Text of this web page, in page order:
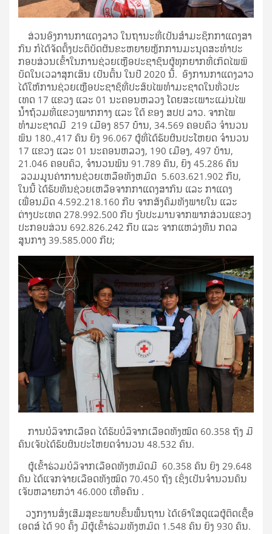
ສ່ວນອົງ​ການ​ກາ​ແດງ​ລາວ​ ໃນ​ຖາ​ນະ​ທີ່​ເປັນ​ສຳ​ມະ​ຊິກ​ກາ​ແດງ​ສາ​
ກົນ ກໍໄດ້​ຈັດຕັ້ງ​ປະ​ຕິ​ບັດ​ຜັນ​ຂະ​ຫຍາຍຫຼັ​ກ​ການ​ມະ​ນຸດ​ສະ​ທຳ​ປະ​
ກອບ​ສ່ວນ​ເຂົ້າ​ໃນ​ການ​ຊ່ວຍ​​ເຫຼືອປະ​ຊ​າ​ຊົນ​ຜູ້​ທຸກ​ຍາກ​ທີ່​ເກິດ​ໄພ​ພິ​
ບັດ​ໃນ​ເວ​ລາ​ສຸກ​ເສິນ ເປັນ​ຕົ້ນ ​ໃນ​ປີ 2020 ນີ້​. ອົງການ​ກາ​ແດງ​ລາວ​
ໄດ້​ໃຫ້​ການ​ຊ່ວຍ​ເຫຼືອ​ປະ​ຊາ​ຊົທີ່​ປະ​ສົບໄພທໍາມະຊາດໃນ​ທົ່ວ​ປະ​
ເທດ 17 ແຂວງ ແລະ 01 ນະຄອນຫລວງ ໂດຍສະເພາະແມ່ນໄພ
ນໍ້າຖ້ວມທີ່ແຂວງພາກກາງ ແລະ ໃຕ້ ຂອງ ສປປ ລາວ. ຈາກໄພ
ທໍາມະຊາດມີ 219 ເມືອງ 857 ບ້ານ, 34.569 ຄອບ​ຄົວ ຈຳ​ນວນ
ພົນ 180.,417 ຄົນ ຍິງ 96.067 ຜູ້​ທີ່​ໄດ້​ຮັບ​ຜົນ​ປະ​ໂຫຍດ​ ຈຳ​ນວນ
17 ແຂວງ ແລະ 01 ນະຄອນຫລວງ, 190 ເມືອງ, 497 ບ້ານ,
21.046 ຄອບ​ຄົວ, ຈຳ​ນວນ​ພົນ 91.789 ຄົນ, ຍິງ 45.286 ຄົນ
ລວມ​ມູນ​ຄ່າ​ການ​ຊ່ວຍ​ເຫລືອ​ທັງ​​ຫມົດ 5.603.621.902 ກີບ,
ໃນ​ນີ້​ ໄດ້​ຮັບ​ທຶນ​ຊ່ວຍ​ເຫລືອ​ຈາກ​ກາ​ແດງ​ສາ​ກົນ ແລະ ກາ​ແດງ​
ເພື່ອນ​ມິດ 4.592.218.160 ກີບ ຈາກ​ສັງ​ຄົມທັງ​ພາຍ​ໃນ ແລະ
ຕ່າງ​ປະ​ເທດ 278.992.500 ກີບ ງົບ​ປະ​ມານ​ຈາກ​ພາ​ກ​ສ່ວນແຂວງ​
ປະ​ກອບ​ສ່ວນ 692.826.242 ກີບ ແລະ ຈາກແຫລ່ງທຶນ ກດລ
ສູນກາງ 39.585.000 ກີບ;
ການ​ບໍ​ລິ​ຈາກ​ເລືອດ ​ໄດ້​ຮັບບໍລິຈາກເລືອດທັງໝົດ 60.358 ຖົງ ມີ
ຄົນ​ເຈັບ​ໄດ້​ຮັບ​ຜົນ​ປະ​ໂຫຍດຈຳ​ນວນ 48.532 ຄົນ.
ຜູ້ເຂົ້າຮ່ວມບໍລິຈາກເລືອດທັງຫມົດມີ 60.358 ຄົນ ຍິງ 29.648
ຄົນ ໄດ້ແຈກຈ່າຍເລືອດທັງໝົດ 70.450 ຖົງ ເຊິ່ງເປັນຈໍານວນຄົນ
ເຈັບຫລາຍກວ່າ 46.000 ເທື່ອຄົນ .
ວຽກ​ງານ​ສົ່ງ​ເສີມ​ສຸ​ຂະ​ພາບ​ຂັ້ນ​ພື້ນ​ຖານ ໄດ້​ເອົາ​ໃສ​ດູ​ແລ​ຜູ້​ຕິດ​ເຊື້ອ
ເອ​ດສ໌ ໄດ້ 90 ຄັ້ງ ມີຜູ້ເຂົ້າຮ່ວມທັງຫມົດ 1.548 ຄົນ ຍິງ 930 ຄົນ.